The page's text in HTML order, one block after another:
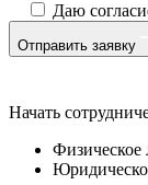
Даю
Отправить заявку
Начать
Физическое